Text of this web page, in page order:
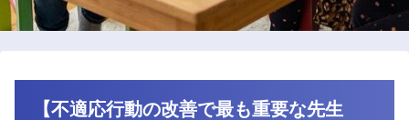
【不適応行動の改善で最も重要な先生